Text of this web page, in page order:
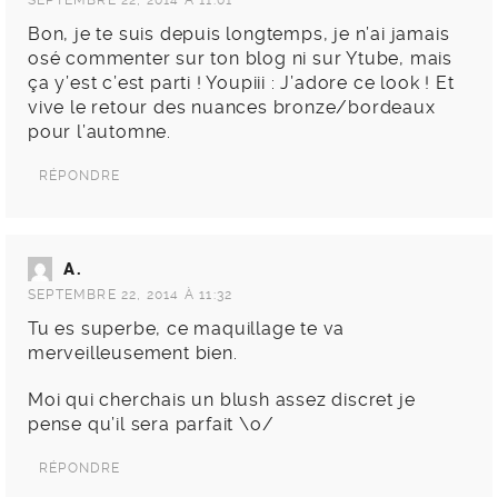
Bon, je te suis depuis longtemps, je n’ai jamais
osé commenter sur ton blog ni sur Ytube, mais
ça y’est c’est parti ! Youpiii : J’adore ce look ! Et
vive le retour des nuances bronze/bordeaux
pour l’automne.
RÉPONDRE
A.
SEPTEMBRE 22, 2014 À 11:32
Tu es superbe, ce maquillage te va
merveilleusement bien.
Moi qui cherchais un blush assez discret je
pense qu’il sera parfait \o/
RÉPONDRE